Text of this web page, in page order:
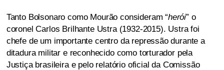
Tanto Bolsonaro como Mourão consideram “herói” o
coronel Carlos Brilhante Ustra (1932-2015). Ustra foi
chefe de um importante centro da repressão durante a
ditadura militar e reconhecido como torturador pela
Justiça brasileira e pelo relatório oficial da Comissão